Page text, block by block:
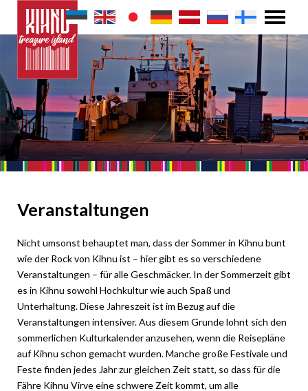
Veranstaltungen
Nicht umsonst behauptet man, dass der Sommer in Kihnu bunt
wie der Rock von Kihnu ist – hier gibt es so verschiedene
Veranstaltungen – für alle Geschmäcker. In der Sommerzeit gibt
es in Kihnu sowohl Hochkultur wie auch Spaß und
Unterhaltung. Diese Jahreszeit ist im Bezug auf die
Veranstaltungen intensiver. Aus diesem Grunde lohnt sich den
sommerlichen Kulturkalender anzusehen, wenn die Reisepläne
auf Kihnu schon gemacht wurden. Manche große Festivale und
Feste finden jedes Jahr zur gleichen Zeit statt, so dass für die
Fähre Kihnu Virve eine schwere Zeit kommt, um alle